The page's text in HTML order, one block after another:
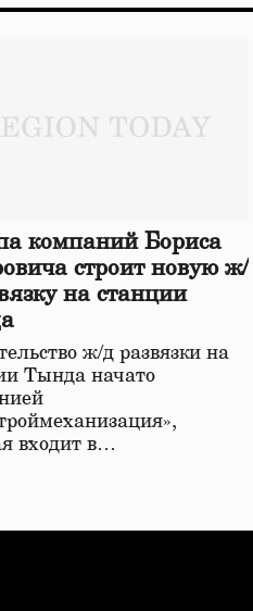
компаний Бориса
строит новую ж/
на станции
ж/д развязки на
Тында начато
входит в…